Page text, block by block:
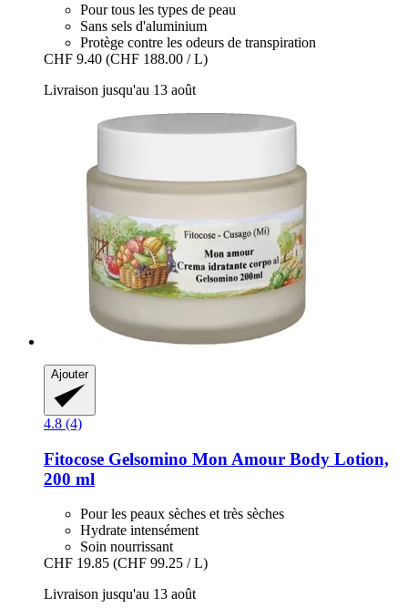
Pour tous les types de peau
Sans sels d'aluminium
Protège contre les odeurs de transpiration
CHF 9.40 (CHF 188.00 / L)
Livraison jusqu'au 13 août
Ajouter
4.8 (4)
Fitocose Gelsomino Mon Amour Body Lotion,
200 ml
Pour les peaux sèches et très sèches
Hydrate intensément
Soin nourrissant
CHF 19.85 (CHF 99.25 / L)
Livraison jusqu'au 13 août